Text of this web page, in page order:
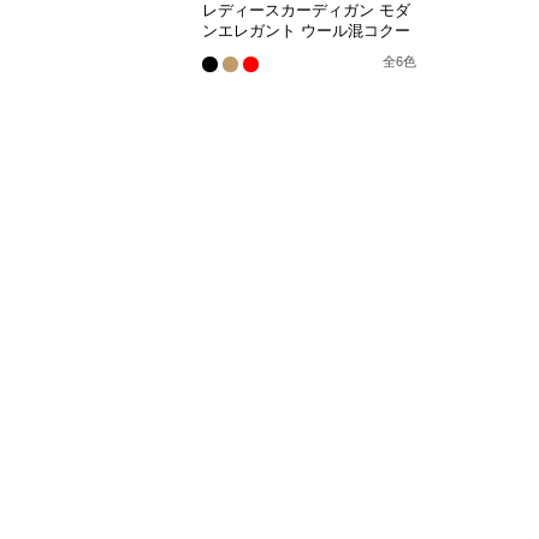
レディースカーディガン モダ
ンエレガント ウール混コクー
全6色